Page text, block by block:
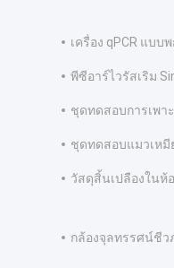
เครื่อง qPCR แบบ
พีซีอาร์ไวรัสเริม
ชุดทดสอบการเพา
ชุดทดสอบแมวเหมี
วัสดุสิ้นเปลืองในห้
กล้องจุลทรรศน์ชีว